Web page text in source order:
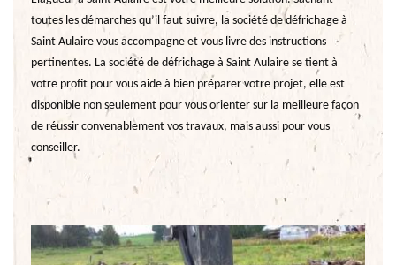
toutes les démarches qu’il faut suivre, la société de défrichage à
Saint Aulaire vous accompagne et vous livre des instructions
pertinentes. La société de défrichage à Saint Aulaire se tient à
votre profit pour vous aide à bien préparer votre projet, elle est
disponible non seulement pour vous orienter sur la meilleure façon
de réussir convenablement vos travaux, mais aussi pour vous
conseiller.